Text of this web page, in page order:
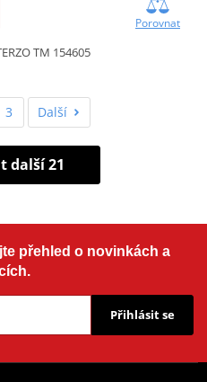
Porovnat
TM 154605
3 Další
další 21
přehled o novinkách a
Přihlásit se